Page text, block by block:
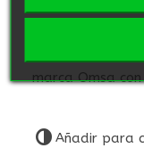
Panti de
marca Omsa
Añadir para